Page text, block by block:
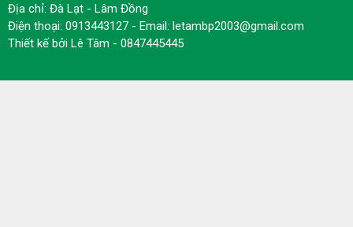
Địa chỉ: Đà Lạt - Lâm Đồng
Điện thoại: 0913443127 - Email: letambp2003@gmail.com
Thiết kế bởi Lê Tâm - 0847445445